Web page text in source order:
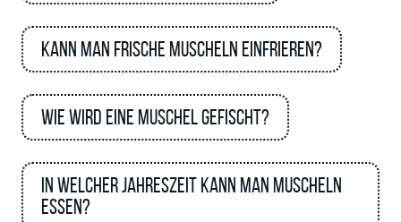
Kann man frische Muscheln einfrieren?
Wie wird eine Muschel gefischt?
In welcher Jahreszeit kann man Muscheln
essen?